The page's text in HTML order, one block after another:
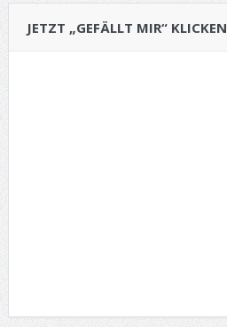
JETZT „GEFÄLLT MIR“ KLICKEN